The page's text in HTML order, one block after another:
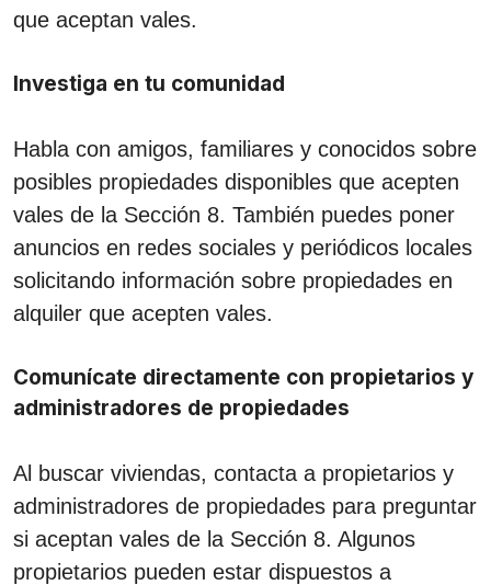
que aceptan vales.
Investiga en tu comunidad
Habla con amigos, familiares y conocidos sobre
posibles propiedades disponibles que acepten
vales de la Sección 8. También puedes poner
anuncios en redes sociales y periódicos locales
solicitando información sobre propiedades en
alquiler que acepten vales.
Comunícate directamente con propietarios y
administradores de propiedades
Al buscar viviendas, contacta a propietarios y
administradores de propiedades para preguntar
si aceptan vales de la Sección 8. Algunos
propietarios pueden estar dispuestos a